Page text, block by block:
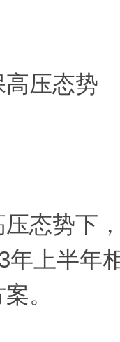
压态势
态势下
年上半年
。